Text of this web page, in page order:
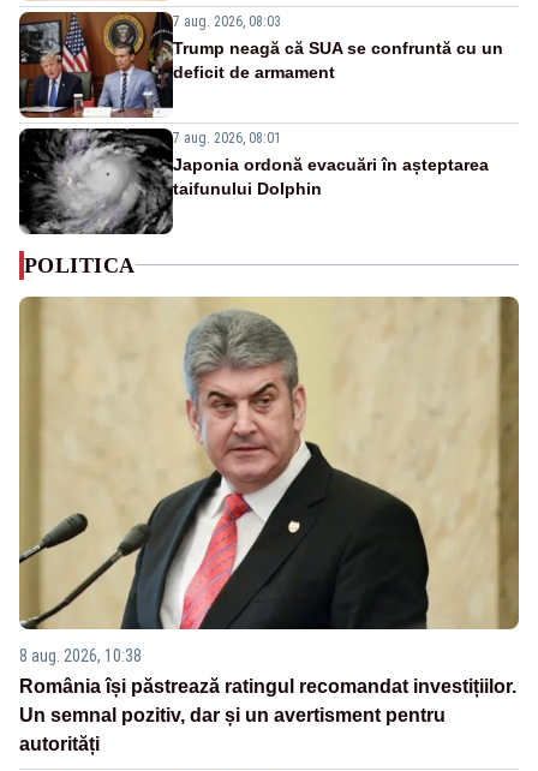
7 aug. 2026, 08:03
Trump neagă că SUA se confruntă cu un
deficit de armament
7 aug. 2026, 08:01
Japonia ordonă evacuări în așteptarea
taifunului Dolphin
POLITICA
8 aug. 2026, 10:38
România își păstrează ratingul recomandat investițiilor.
Un semnal pozitiv, dar și un avertisment pentru
autorități